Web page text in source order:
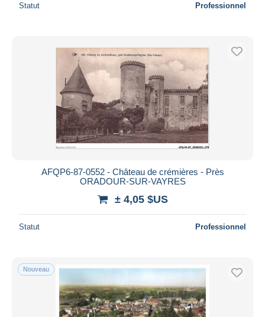
Statut Professionnel
AFQP6-87-0552 - Château de crémières - Près
ORADOUR-SUR-VAYRES
± 4,05 $US
Statut Professionnel
Nouveau